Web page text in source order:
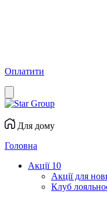
Оплатити
Для дому
Головна
Акції 10
Акції для
Клуб